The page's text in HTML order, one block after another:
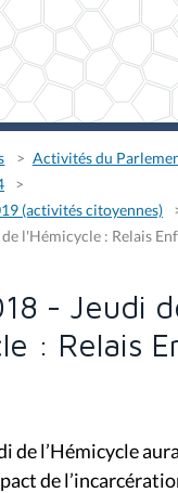
Activités du
(activités citoyennes)
l'Hémicycle : Relais
- Jeudi
: Relais
de l’Hémicycle
de